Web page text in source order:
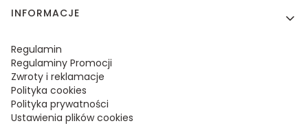
Linki w stopce
INFORMACJE
Regulamin
Regulaminy Promocji
Zwroty i reklamacje
Polityka cookies
Polityka prywatności
Ustawienia plików cookies